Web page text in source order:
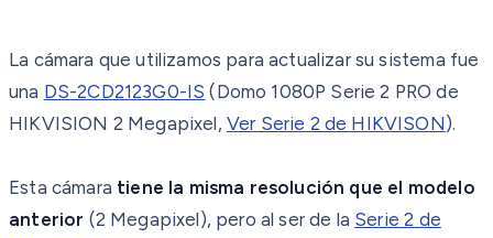
La cámara que utilizamos para actualizar su sistema fue
una DS-2CD2123G0-IS (Domo 1080P Serie 2 PRO de
HIKVISION 2 Megapixel, Ver Serie 2 de HIKVISON).
Esta cámara tiene la misma resolución que el modelo
anterior (2 Megapixel), pero al ser de la Serie 2 de